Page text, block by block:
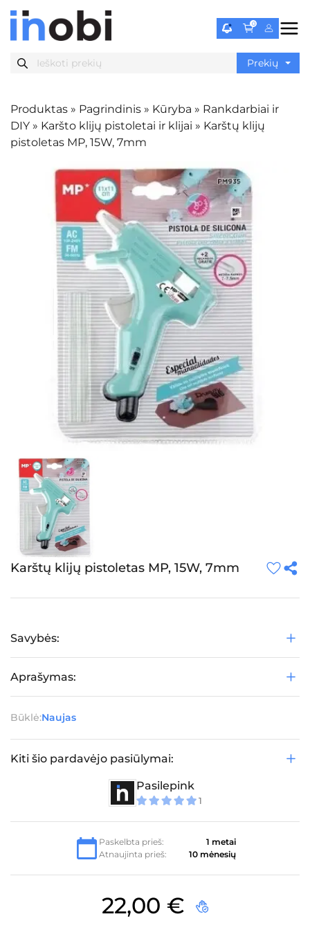
0
Produktas » Pagrindinis » Kūryba » Rankdarbiai ir
DIY » Karšto klijų pistoletai ir klijai » Karštų klijų
pistoletas MP, 15W, 7mm
Karštų klijų pistoletas MP, 15W, 7mm
Savybės:
Aprašymas:
Būklė:Naujas
Kiti šio pardavėjo pasiūlymai:
Pasilepink
1
Paskelbta prieš:
1 metai
Atnaujinta prieš:
10 mėnesių
22,00 €